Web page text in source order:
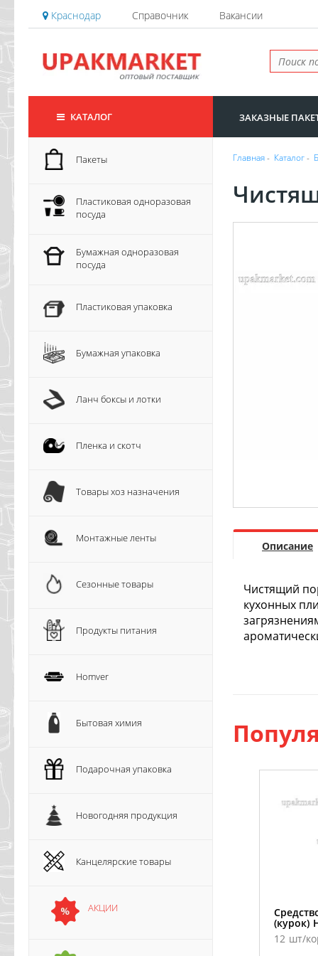
Краснодар Справочник Вакансии
КАТАЛОГ ЗАКАЗНЫЕ
Пакеты
Пластиковая одноразовая
посуда
Бумажная одноразовая
посуда
Пластиковая упаковка
Бумажная упаковка
Ланч боксы и лотки
Пленка и скотч
Товары хоз назначения
Монтажные ленты
Сезонные товары
Продукты питания
Homver
Бытовая химия
Подарочная упаковка
Новогодняя продукция
Канцелярские товары
АКЦИИ
Главная- Каталог-
Описание
Чистящий
кухонных
(курок)
12 шт/